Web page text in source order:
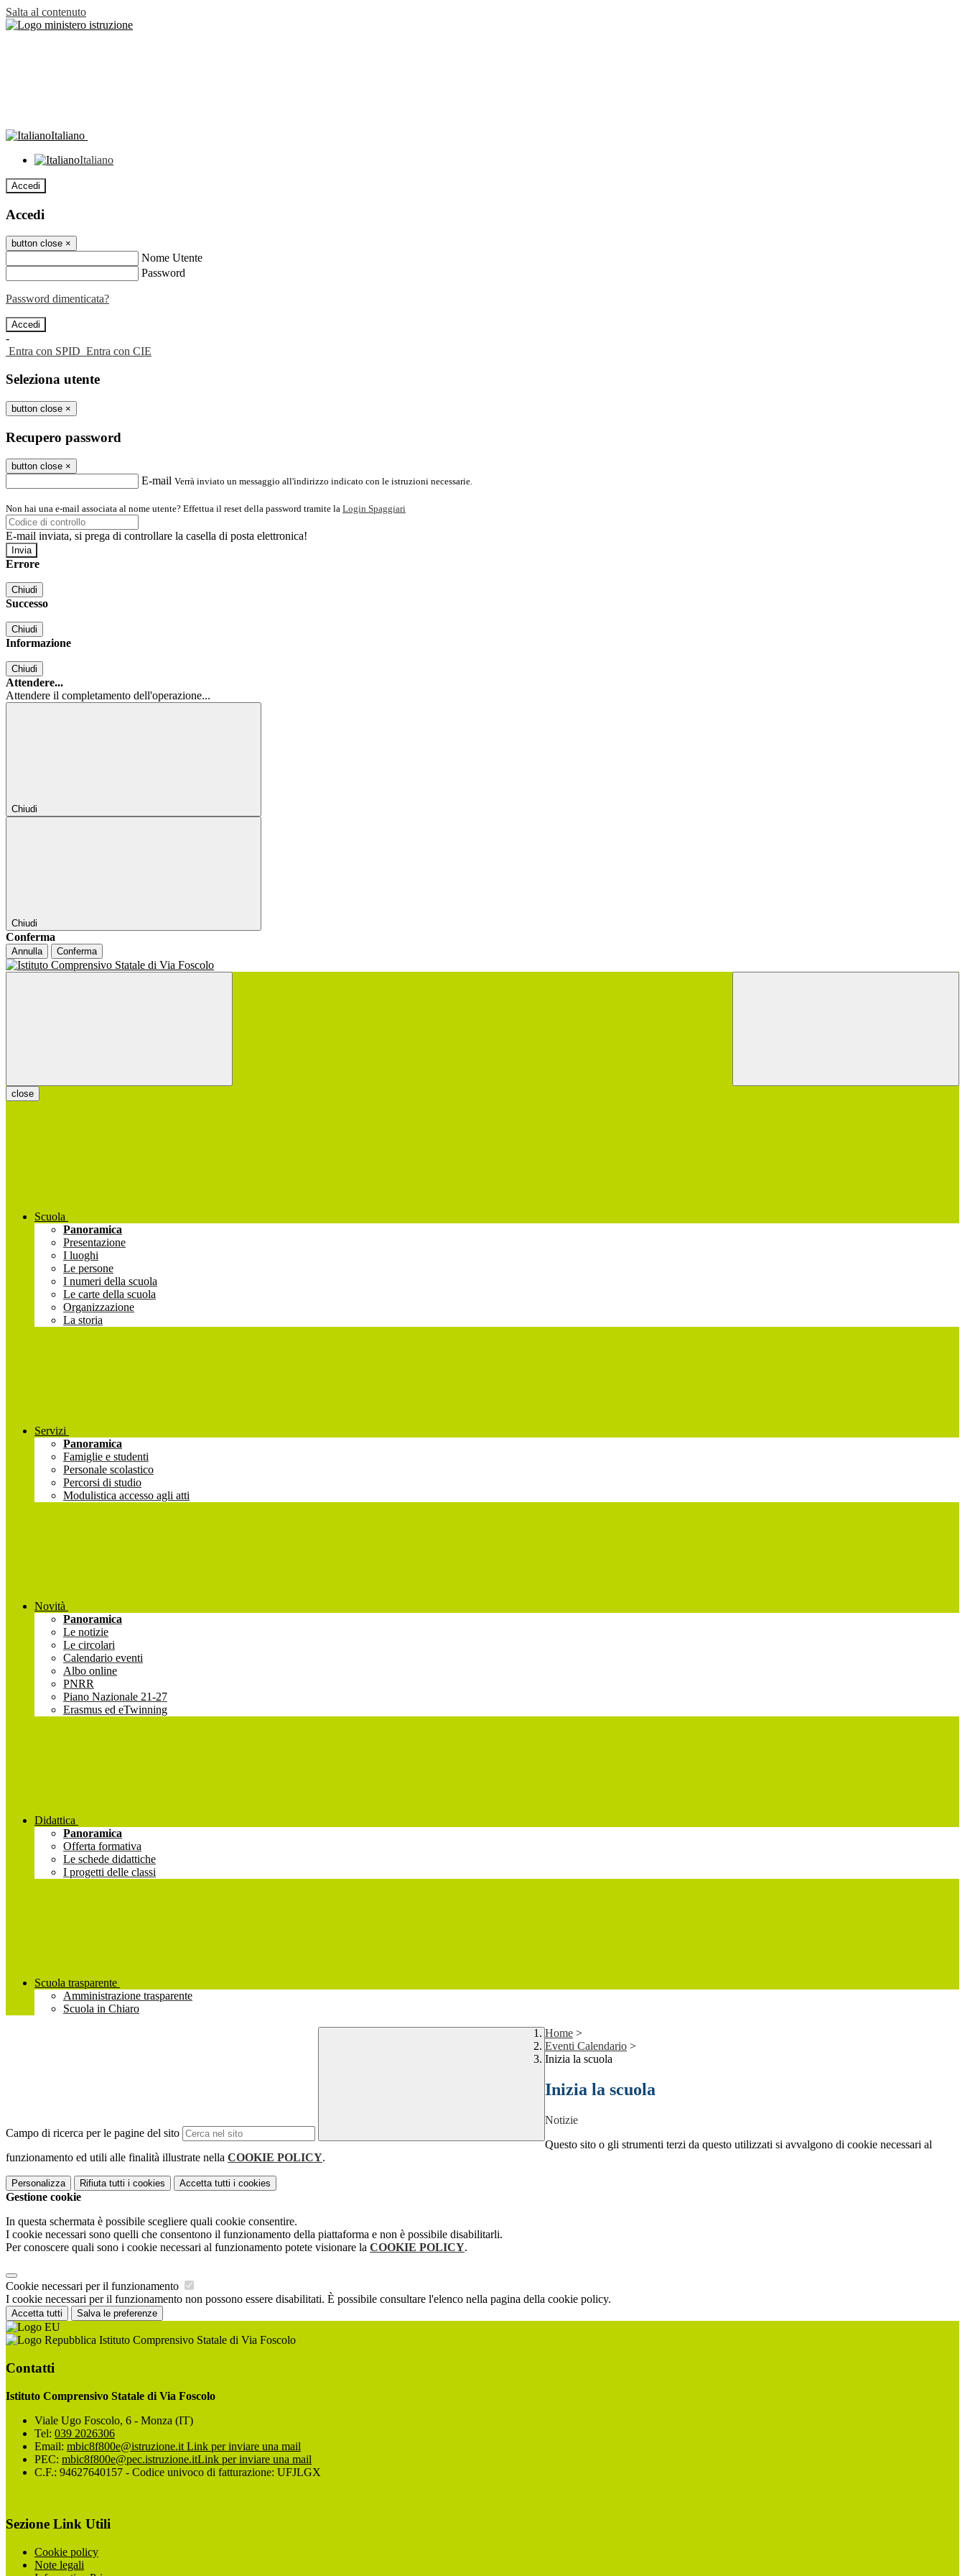
Salta al contenuto
Italiano
Italiano
Accedi
Accedi
button close ×
Nome Utente
Password
Password dimenticata?
-
Entra con SPID Entra con CIE
Seleziona utente
button close ×
Recupero password
button close ×
E-mail Verrà inviato un messaggio all'indirizzo indicato con le istruzioni necessarie.
Non hai una e-mail associata al nome utente? Effettua il reset della password tramite la Login Spaggiari
E-mail inviata, si prega di controllare la casella di posta elettronica!
Errore
Chiudi
Successo
Chiudi
Informazione
Chiudi
Attendere...
Attendere il completamento dell'operazione...
Chiudi
Chiudi
Conferma
Annulla Conferma
close
Scuola
Panoramica
Presentazione
I luoghi
Le persone
I numeri della scuola
Le carte della scuola
Organizzazione
La storia
Servizi
Panoramica
Famiglie e studenti
Personale scolastico
Percorsi di studio
Modulistica accesso agli atti
Novità
Panoramica
Le notizie
Le circolari
Calendario eventi
Albo online
PNRR
Piano Nazionale 21-27
Erasmus ed eTwinning
Didattica
Panoramica
Offerta formativa
Le schede didattiche
I progetti delle classi
Scuola trasparente
Amministrazione trasparente
Scuola in Chiaro
Campo di ricerca per le pagine del sito
Home >
Eventi Calendario >
Inizia la scuola
Inizia la scuola
Notizie
Questo sito o gli strumenti terzi da questo utilizzati si avvalgono di cookie necessari al
funzionamento ed utili alle finalità illustrate nella COOKIE POLICY.
Personalizza Rifiuta tutti i cookies Accetta tutti i cookies
Gestione cookie
In questa schermata è possibile scegliere quali cookie consentire.
I cookie necessari sono quelli che consentono il funzionamento della piattaforma e non è possibile disabilitarli.
Per conoscere quali sono i cookie necessari al funzionamento potete visionare la COOKIE POLICY.
Cookie necessari per il funzionamento
I cookie necessari per il funzionamento non possono essere disabilitati. È possibile consultare l'elenco nella pagina della cookie policy.
Accetta tutti Salva le preferenze
Istituto Comprensivo Statale di Via Foscolo
Contatti
Istituto Comprensivo Statale di Via Foscolo
Viale Ugo Foscolo, 6 - Monza (IT)
Tel: 039 2026306
Email: mbic8f800e@istruzione.it Link per inviare una mail
PEC: mbic8f800e@pec.istruzione.itLink per inviare una mail
C.F.: 94627640157 - Codice univoco di fatturazione: UFJLGX
Sezione Link Utili
Cookie policy
Note legali